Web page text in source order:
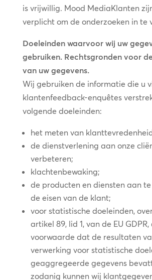
is vrijwillig. Mood MediaKlanten
verplicht om de onderzoeken in te
Doeleinden waarvoor wij uw
gebruiken. Rechtsgronden voor
van uw gegevens.
Wij gebruiken de informatie die u
klantenfeedback-enquêtes
volgende doeleinden:
het meten van
de dienstverlening aan onze
verbeteren;
klachtenbewaking;
de producten en diensten aan
de eisen van de klant;
voor statistische doeleinden,
artikel 89, lid 1, van de EU GDPR,
voorwaarde dat de resultaten
verwerking voor statistische
geaggregeerde gegevens
zodanig kunnen wij